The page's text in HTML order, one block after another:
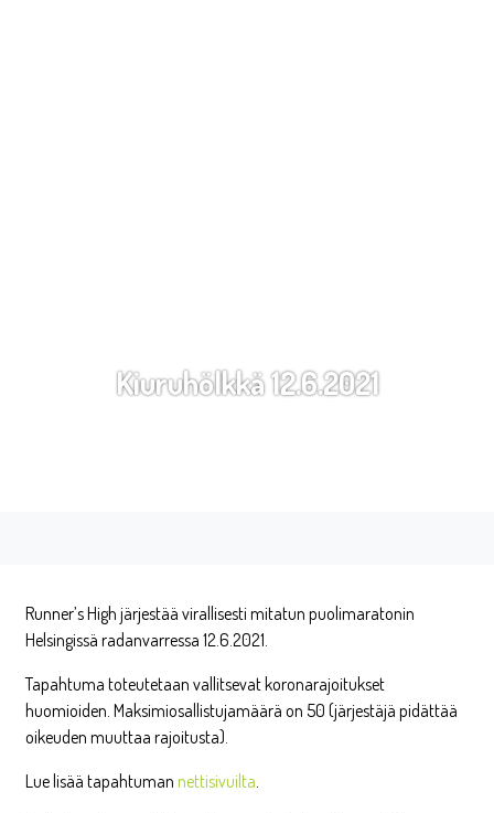
Kiuruhölkkä 12.6.2021
Runner’s High järjestää virallisesti mitatun puolimaratonin
Helsingissä radanvarressa 12.6.2021.
Tapahtuma toteutetaan vallitsevat koronarajoitukset
huomioiden. Maksimiosallistujamäärä on 50 (järjestäjä pidättää
oikeuden muuttaa rajoitusta).
Lue lisää tapahtuman nettisivuilta.